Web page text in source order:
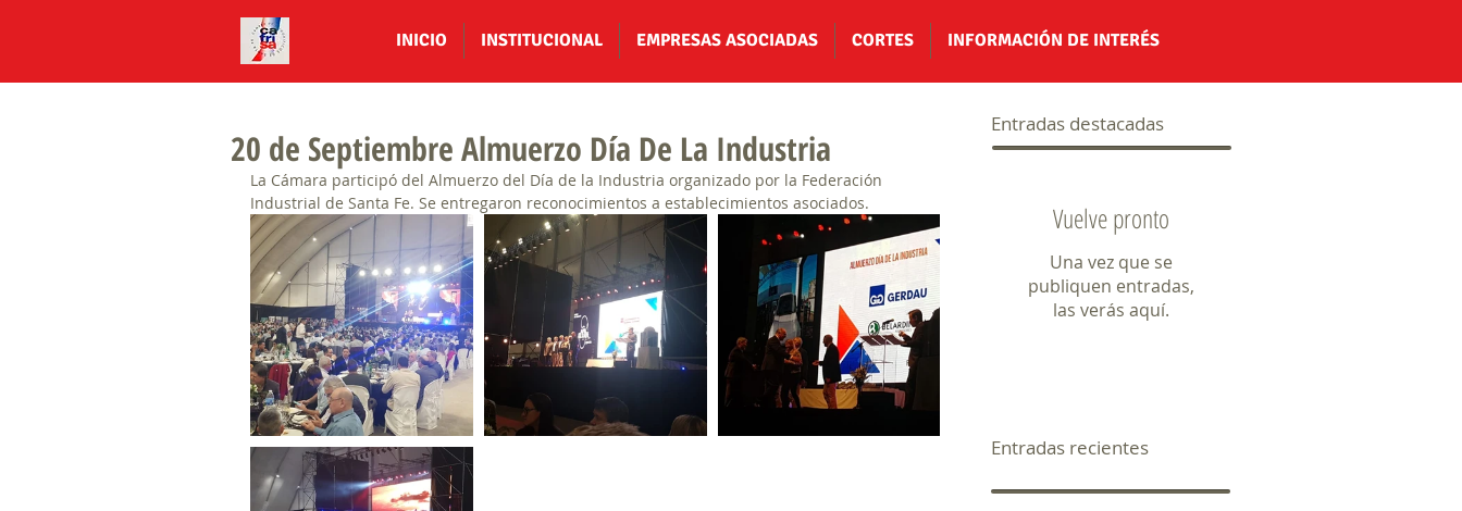
20 de Septiembre Almuerzo Día De La Industria
La Cámara participó del Almuerzo del Día de la Industria organizado por la Federación
Industrial de Santa Fe. Se entregaron reconocimientos a establecimientos asociados.
Entradas destacadas
Vuelve pronto
Una vez que se
publiquen entradas,
las verás aquí.
Entradas recientes
INICIO INSTITUCIONAL EMPRESAS ASOCIADAS CORTES INFORMACIÓN DE INTERÉS